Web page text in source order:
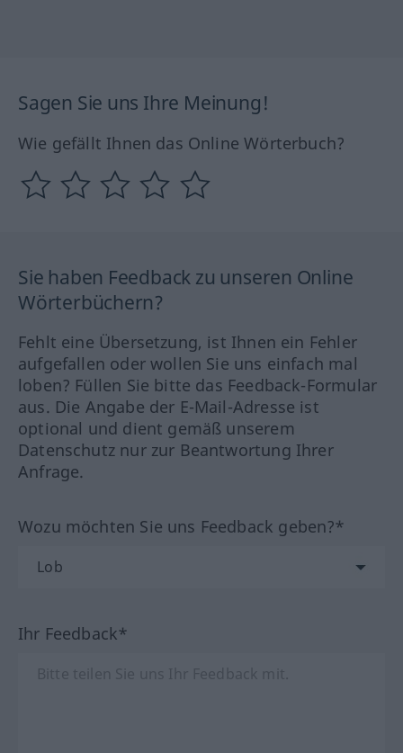
Sagen Sie uns Ihre Meinung!
Wie gefällt Ihnen das Online Wörterbuch?
Sie haben Feedback zu unseren Online
Wörterbüchern?
Fehlt eine Übersetzung, ist Ihnen ein Fehler
aufgefallen oder wollen Sie uns einfach mal
loben? Füllen Sie bitte das Feedback-Formular
aus. Die Angabe der E-Mail-Adresse ist
optional und dient gemäß unserem
Datenschutz nur zur Beantwortung Ihrer
Anfrage.
Wozu möchten Sie uns Feedback geben?*
Ihr Feedback*